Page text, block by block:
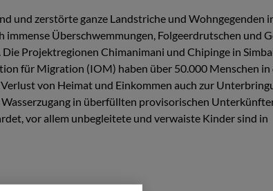
und zerstörte ganze Landstriche und Wohngegenden
Überschwemmungen, Folgeerdrutschen und
Projektregionen Chimanimani und Chipinge in
für Migration (IOM) haben über 50.000 Menschen in
von Heimat und Einkommen auch zur
in überfüllten provisorischen
vor allem unbegleitete und verwaiste Kinder sind in